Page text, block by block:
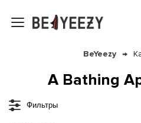
BeYeezy
A Bathing
Фильтры